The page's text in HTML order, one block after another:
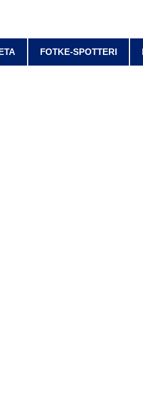
FOTKE-SPOTTERI